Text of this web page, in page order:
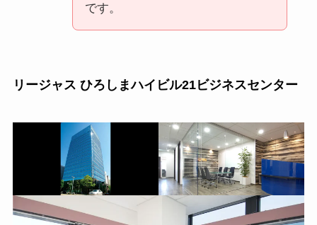
です。
リージャス ひろしまハイビル21ビジネスセンター